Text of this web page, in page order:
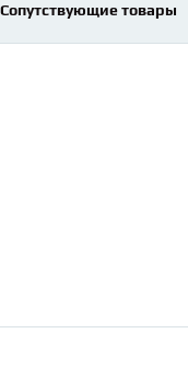
Сопутствующие товары